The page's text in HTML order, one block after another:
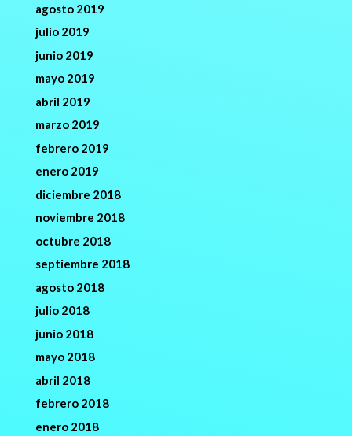
agosto 2019
julio 2019
junio 2019
mayo 2019
abril 2019
marzo 2019
febrero 2019
enero 2019
diciembre 2018
noviembre 2018
octubre 2018
septiembre 2018
agosto 2018
julio 2018
junio 2018
mayo 2018
abril 2018
febrero 2018
enero 2018